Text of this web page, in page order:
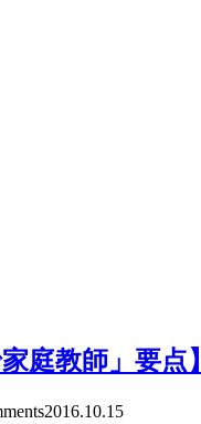
庭教師」要点】
2016.10.15